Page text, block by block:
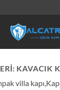
KAVACIK
villa